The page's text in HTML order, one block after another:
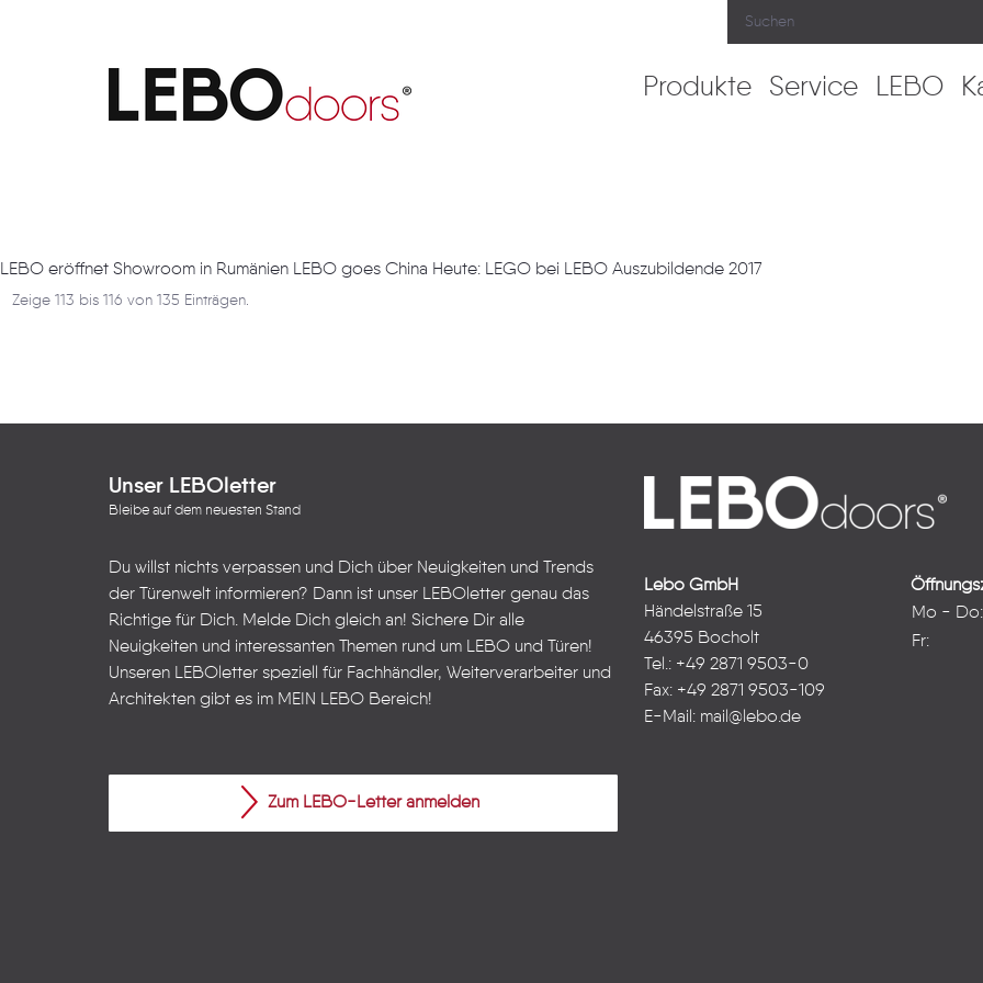
Produkte Service LEBO
LEBO eröffnet Showroom in Rumänien LEBO goes China Heute: LEGO bei LEBO Auszubildende 2017
Zeige 113 bis 116 von 135 Einträgen.
Unser LEBOletter
Bleibe auf dem neuesten Stand
Du willst nichts verpassen und Dich über Neuigkeiten und Trends
der Türenwelt informieren? Dann ist unser LEBOletter genau das
Richtige für Dich. Melde Dich gleich an! Sichere Dir alle
Neuigkeiten und interessanten Themen rund um LEBO und Türen!
Unseren LEBOletter speziell für Fachhändler, Weiterverarbeiter und
Architekten gibt es im MEIN LEBO Bereich!
Zum LEBO-Letter anmelden
Lebo GmbH
Händelstraße 15
46395 Bocholt
Tel.: +49 2871 9503-0
Fax: +49 2871 9503-109
E-Mail: mail@lebo.de
Mo - Do:
Fr: